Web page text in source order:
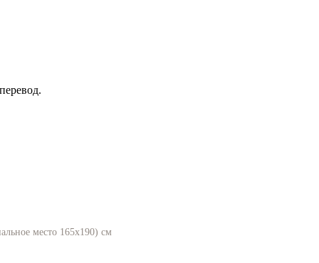
место 165х190) см